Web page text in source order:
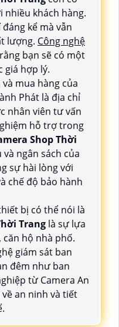
nhiều khách hàng.
kể mà vẫn
lượng. Công nghệ
bạn sẽ có một
giá hợp lý.
mua hàng của
Phát là địa chỉ
nhân viên tư vấn
hỗ trợ trong
Shop Thời
ngân sách của
sự hài lòng với
chế độ bảo hành
bị có thể nói là
Trang là sự lựa
hộ nhà phố.
giám sát ban
đêm như ban
từ Camera An
an ninh và tiết